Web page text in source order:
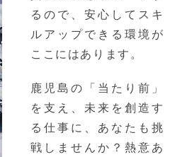
るので、安心してスキ
ルアップできる環境が
ここにはあります。
鹿児島の「当たり前」
を支え、未来を創造す
る仕事に、あなたも挑
戦しませんか？熱意あ